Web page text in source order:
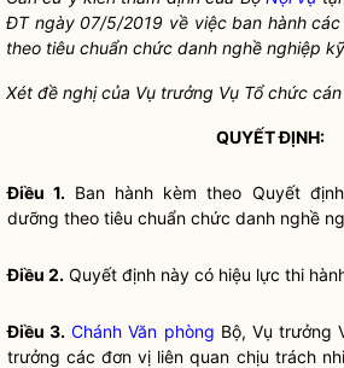
ĐT ngày 07/5/2019 về việc ban hành
theo tiêu chuẩn chức danh nghề nghiệp
Xét đề nghị của Vụ trưởng Vụ Tổ chức
QUYẾT ĐỊNH:
Điều 1. Ban hành kèm theo Quyết
dưỡng theo tiêu chuẩn chức danh nghề
Điều 2. Quyết định này có hiệu lực thi
Điều 3. Chánh Văn phòng Bộ, Vụ trưởng
trưởng các đơn vị liên quan chịu trách